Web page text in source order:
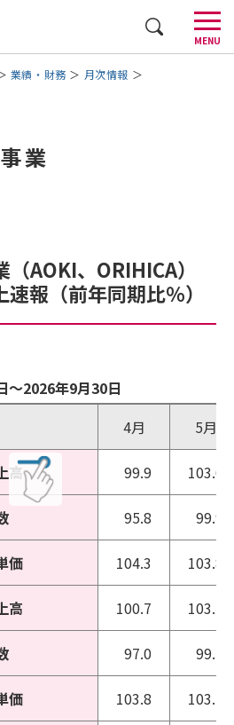
CLOSE
MENU
業績・財務
月次情報
業
AOKI、ORIHICA）
報（前年同期比％）
～2026年9月30日
4月
5月
高 99.9 103.6
95.8 99.9
価 104.3 103.8
高 100.7 103.2
97.0 99.5
価 103.8 103.7